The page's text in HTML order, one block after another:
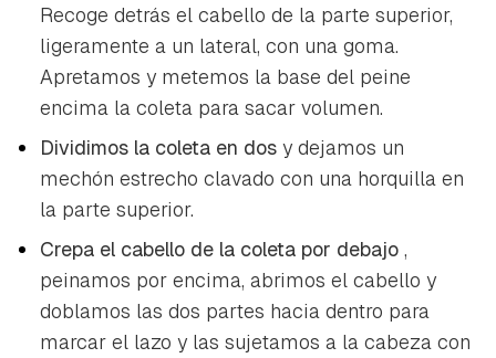
Recoge detrás el cabello de la parte superior,
ligeramente a un lateral, con una goma.
Apretamos y metemos la base del peine
encima la coleta para sacar volumen.
Dividimos la coleta en dos y dejamos un
mechón estrecho clavado con una horquilla en
la parte superior.
Crepa el cabello de la coleta por debajo ,
peinamos por encima, abrimos el cabello y
doblamos las dos partes hacia dentro para
marcar el lazo y las sujetamos a la cabeza con